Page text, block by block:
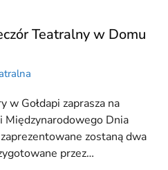
Teatralny w Domu
w Gołdapi zaprasza na
Międzynarodowego Dnia
zostaną dwa
przez…